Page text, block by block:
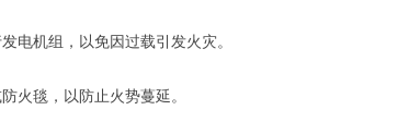
电机组，以免因过载引发火灾。
火毯，以防止火势蔓延。